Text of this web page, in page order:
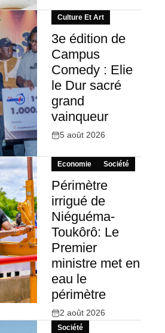
Culture Et Art
3e édition de
Campus
Comedy : Elie
le Dur sacré
grand
vainqueur
5 août 2026
Economie Société
Périmètre
irrigué de
Niéguéma-
Toukôrô: Le
Premier
ministre met en
eau le
périmètre
2 août 2026
Société